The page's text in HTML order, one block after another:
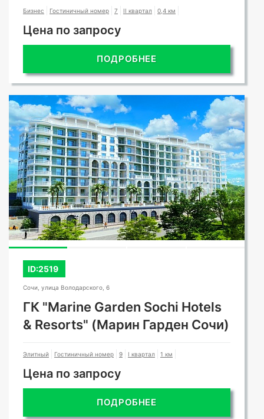
Бизнес Гостиничный номер 7 II квартал 0,4 км
Цена по запросу
ПОДРОБНЕЕ
ID:2519
Сочи, улица Володарского, 6
ГК "Marine Garden Sochi Hotels
& Resorts" (Марин Гарден Сочи)
Элитный Гостиничный номер 9 I квартал 1 км
Цена по запросу
ПОДРОБНЕЕ